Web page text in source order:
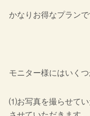
かなりお得なプラン
モニター様にはいく
⑴お写真を撮らせて